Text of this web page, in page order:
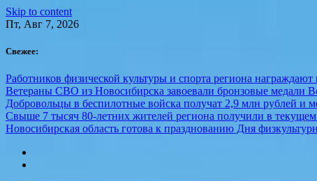
Skip to content
Пт, Авг 7, 2026
Свежее:
Работников физической культуры и спорта региона
Ветераны СВО из Новосибирска завоевали бронзовые медали
Добровольцы в беспилотные войска получат 2,9 млн рублей и
Свыше 7 тысяч 80-летних жителей региона получили в
Новосибирская область готова к празднованию Дня